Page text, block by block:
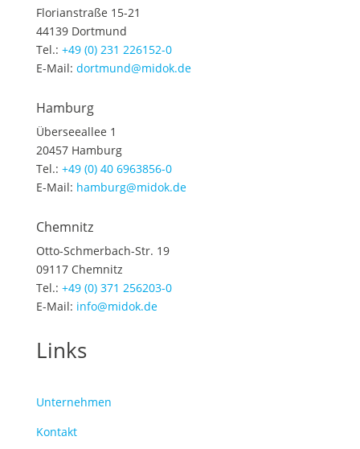
Florianstraße 15-21
44139 Dortmund
Tel.: +49 (0) 231 226152-0
E-Mail: dortmund@midok.de
Hamburg
Überseeallee 1
20457 Hamburg
Tel.: +49 (0) 40 6963856-0
E-Mail: hamburg@midok.de
Chemnitz
Otto-Schmerbach-Str. 19
09117 Chemnitz
Tel.: +49 (0) 371 256203-0
E-Mail: info@midok.de
Links
Unternehmen
Kontakt